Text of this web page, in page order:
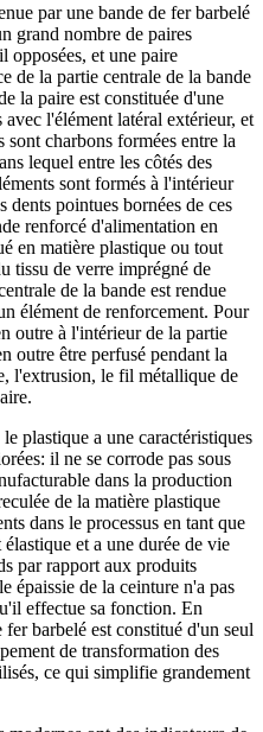
par une bande de fer barbelé
grand nombre de paires
opposées, et une paire
de la partie centrale de la bande
la paire est constituée d'une
avec l'élément latéral extérieur, et
sont charbons formées entre la
lequel entre les côtés des
sont formés à l'intérieur
dents pointues bornées de ces
renforcé d'alimentation en
en matière plastique ou tout
tissu de verre imprégné de
de la bande est rendue
élément de renforcement. Pour
outre à l'intérieur de la partie
outre être perfusé pendant la
l'extrusion, le fil métallique de
plastique a une caractéristiques
il ne se corrode pas sous
dans la production
de la matière plastique
dans le processus en tant que
et a une durée de vie
par rapport aux produits
épaissie de la ceinture n'a pas
effectue sa fonction. En
barbelé est constitué d'un seul
de transformation des
ce qui simplifie grandement